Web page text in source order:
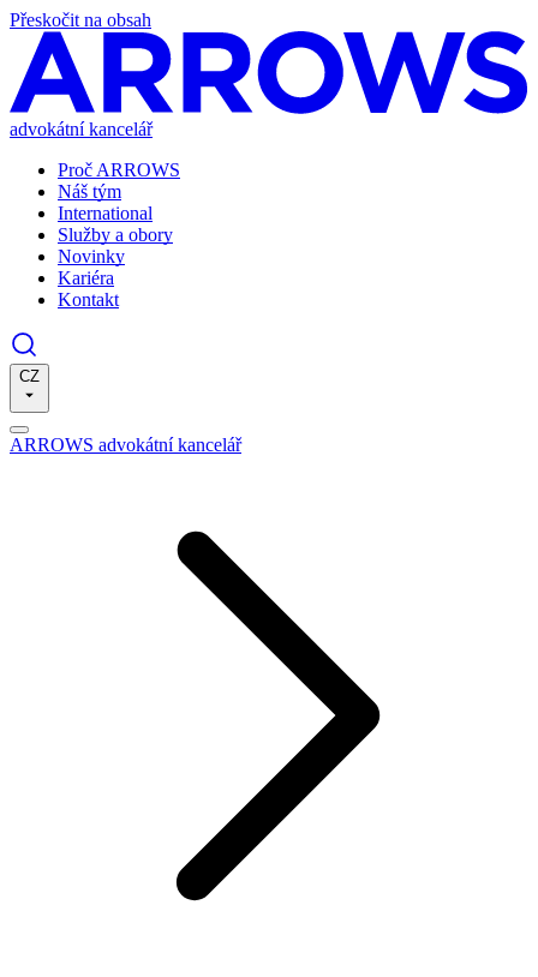
Přeskočit na obsah
advokátní kancelář
Proč ARROWS
Náš tým
International
Služby a obory
Novinky
Kariéra
Kontakt
CZ
ARROWS advokátní kancelář